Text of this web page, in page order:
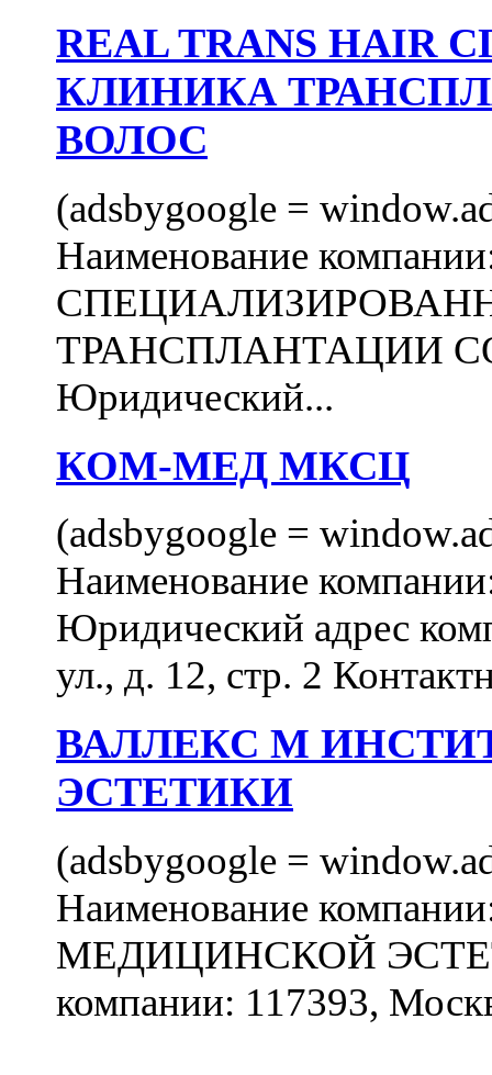
REAL TRANS
КЛИНИКА
ВОЛОС
(adsbygoogle =
Наименование
ТРАНСПЛАНТАЦИИ
Юридический...
КОМ-МЕД МКСЦ
(adsbygoogle =
Наименование
Юридический адрес
ул., д. 12, стр. 2
ВАЛЛЕКС М
ЭСТЕТИКИ
(adsbygoogle =
Наименование
МЕДИЦИНСКОЙ
компании: 117393,